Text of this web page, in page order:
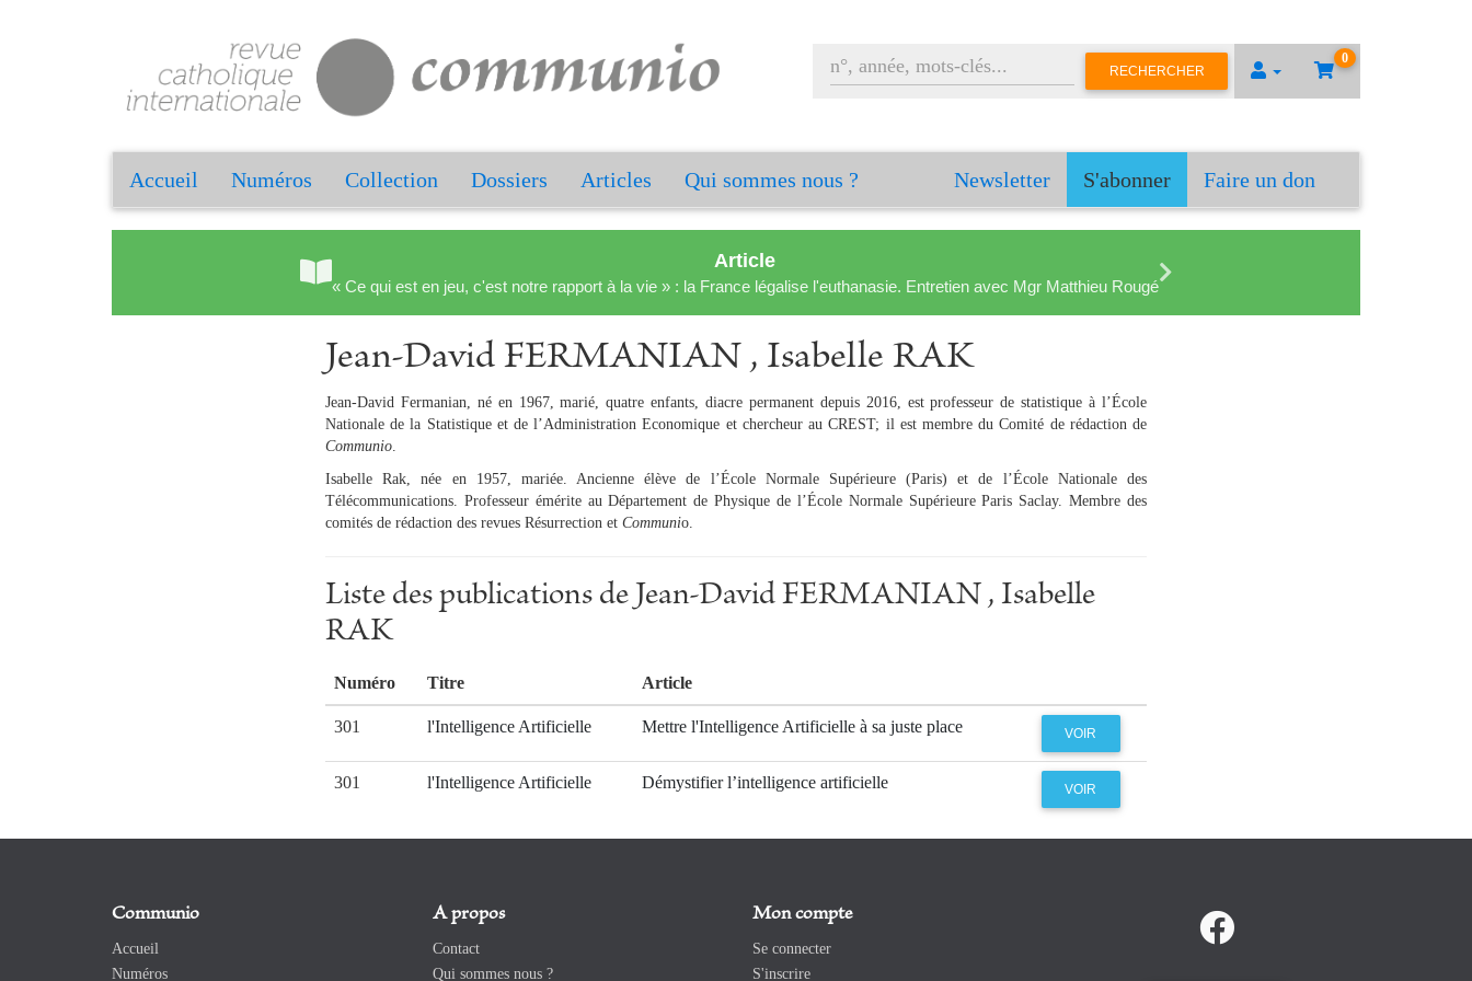
0
RECHERCHER
Accueil Numéros Collection Dossiers Articles Qui sommes nous ? Newsletter S'abonner Faire un don
Article
« Ce qui est en jeu, c'est notre rapport à la vie » : la France légalise l'euthanasie. Entretien avec Mgr Matthieu Rougé
Jean-David FERMANIAN , Isabelle RAK
Jean-David Fermanian, né en 1967, marié, quatre enfants, diacre permanent depuis 2016, est professeur de statistique à l’École
Nationale de la Statistique et de l’Administration Economique et chercheur au CREST; il est membre du Comité de rédaction de
Communio.
Isabelle Rak, née en 1957, mariée. Ancienne élève de l’École Normale Supérieure (Paris) et de l’École Nationale des
Télécommunications. Professeur émérite au Département de Physique de l’École Normale Supérieure Paris Saclay. Membre des
comités de rédaction des revues Résurrection et Communio.
Liste des publications de Jean-David FERMANIAN , Isabelle
RAK
Numéro Titre Article
301 l'Intelligence Artificielle Mettre l'Intelligence Artificielle à sa juste place VOIR
301 l'Intelligence Artificielle Démystifier l’intelligence artificielle VOIR
Communio
Accueil
Numéros
A propos
Contact
Qui sommes nous ?
Mon compte
Se connecter
S'inscrire